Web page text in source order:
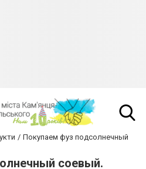
Покупаем фуз подсолнечный
соевый.